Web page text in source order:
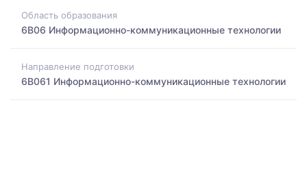
Область образования
6B06 Информационно-коммуникационные технологии
Направление подготовки
6B061 Информационно-коммуникационные технологии